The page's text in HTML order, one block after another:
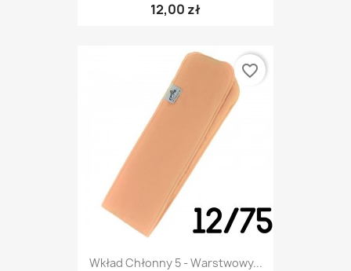
12,00 zł
Wkład Chłonny 5 - Warstwowy...
favorite_border